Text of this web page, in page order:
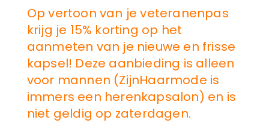
Op vertoon van je veteranenpas
krijg je 15% korting op het
aanmeten van je nieuwe en frisse
kapsel! Deze aanbieding is alleen
voor mannen (ZijnHaarmode is
immers een herenkapsalon) en is
niet geldig op zaterdagen.